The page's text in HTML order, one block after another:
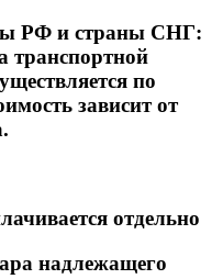
РФ и страны СНГ:
транспортной
по
зависит от
отдельно
надлежащего